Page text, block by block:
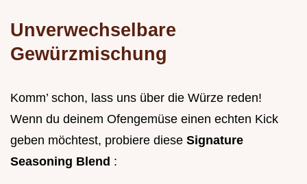
Unverwechselbare
Gewürzmischung
Komm’ schon, lass uns über die Würze reden!
Wenn du deinem Ofengemüse einen echten Kick
geben möchtest, probiere diese Signature
Seasoning Blend :